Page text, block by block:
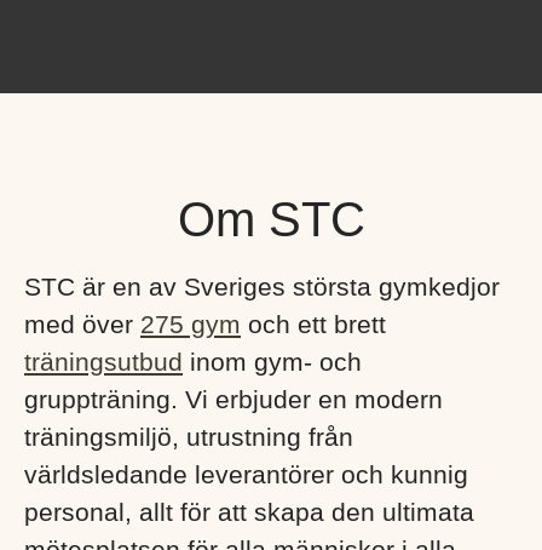
Om STC
STC är en av Sveriges största gymkedjor
med över 275 gym och ett brett
träningsutbud inom gym- och
gruppträning. Vi erbjuder en modern
träningsmiljö, utrustning från
världsledande leverantörer och kunnig
personal, allt för att skapa den ultimata